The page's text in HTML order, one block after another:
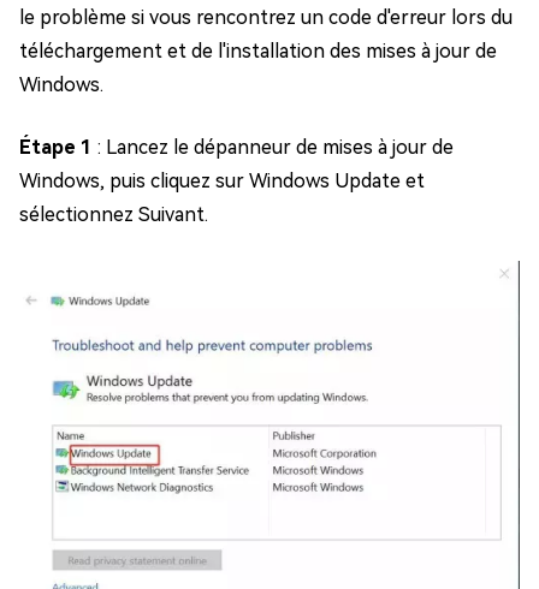
le problème si vous rencontrez un code d'erreur lors du
téléchargement et de l'installation des mises à jour de
Windows.
Étape 1 : Lancez le dépanneur de mises à jour de
Windows, puis cliquez sur Windows Update et
sélectionnez Suivant.